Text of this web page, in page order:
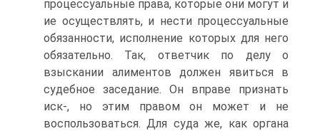
процессуальные права, которые они могут и
ие осуществлять, и нести процессуальные
обязанности, исполнение которых для него
обязательно. Так, ответчик по делу о
взыскании алиментов должен явиться в
судебное заседание. Он вправе признать
иск-, но этим правом он может и не
воспользоваться. Для суда же, как органа